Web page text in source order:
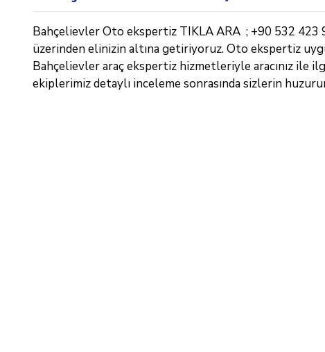
Bahçelievler Oto ekspertiz TIKLA ARA ; +90 532
üzerinden elinizin altına getiriyoruz. Oto ekspertiz
Bahçelievler araç ekspertiz hizmetleriyle aracınız ile
ekiplerimiz detaylı inceleme sonrasında sizlerin